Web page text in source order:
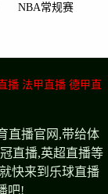
NBA常规赛
播 法甲直播 德甲直
直播官网,带给体
直播,英超直播等
快来到乐球直播
吧!